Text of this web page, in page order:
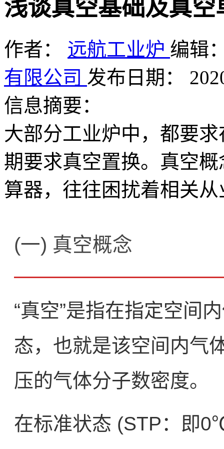
浅谈真空基础及真空
作者： 远航工业炉 编辑
有限公司 发布日期：
信息摘要：
大部分工业炉中，都要
期要求真空置换。真空
算器，往往困扰着相关
(一) 真空概念
“真空”是指在指定空间
态，也就是该空间内气
压的气体分子数密度。
在标准状态 (STP：即